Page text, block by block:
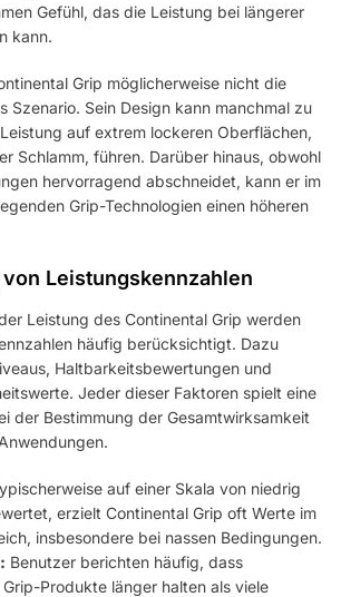
Gefühl, das die Leistung bei längerer
kann.
Grip möglicherweise nicht die
Szenario. Sein Design kann manchmal zu
auf extrem lockeren Oberflächen,
Schlamm, führen. Darüber hinaus, obwohl
hervorragend abschneidet, kann er im
Grip-Technologien einen höheren
Leistungskennzahlen
Leistung des Continental Grip werden
häufig berücksichtigt. Dazu
Haltbarkeitsbewertungen und
Jeder dieser Faktoren spielt eine
der Bestimmung der Gesamtwirksamkeit
auf einer Skala von niedrig
erzielt Continental Grip oft Werte im
insbesondere bei nassen Bedingungen.
Benutzer berichten häufig, dass
Produkte länger halten als viele